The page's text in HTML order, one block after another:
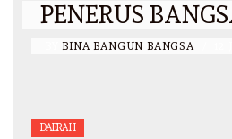
PENERUS
BINA BANGUN BANGSA
DAERAH